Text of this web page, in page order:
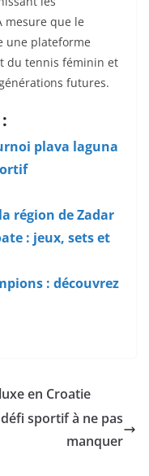
mesure que le
une plateforme
du tennis féminin et
futures.
plava laguna
région de Zadar
: jeux, sets et
: découvrez
en Croatie
sportif à ne pas
manquer